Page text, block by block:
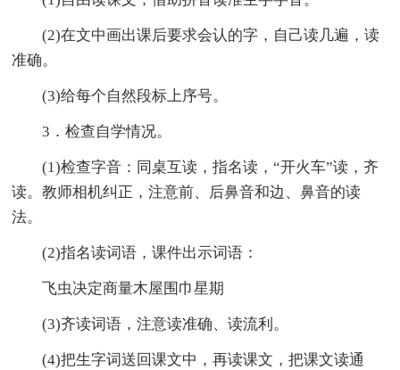
(2)在文中画出课后要求会认的字，自己读几遍，读
准确。
(3)给每个自然段标上序号。
3．检查自学情况。
(1)检查字音：同桌互读，指名读，“开火车”读，齐
读。教师相机纠正，注意前、后鼻音和边、鼻音的读
法。
(2)指名读词语，课件出示词语：
飞虫决定商量木屋围巾星期
(3)齐读词语，注意读准确、读流利。
(4)把生字词送回课文中，再读课文，把课文读通